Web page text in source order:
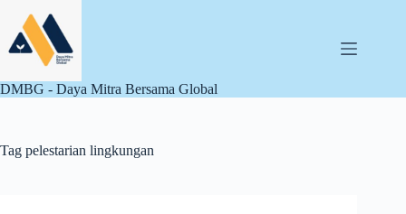
content
DMBG - Daya Mitra Bersama Global
Tag pelestarian lingkungan